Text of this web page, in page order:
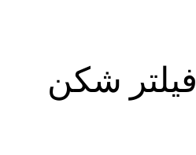
فیلتر شکن